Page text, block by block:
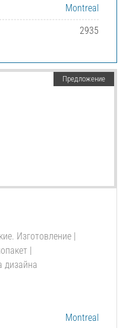
Montreal
2935
Предложение
Изготовление |
|
дизайна
Montreal